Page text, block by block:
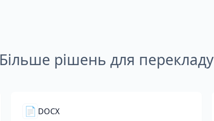
Більше рішень для перекладу
📄 DOCX